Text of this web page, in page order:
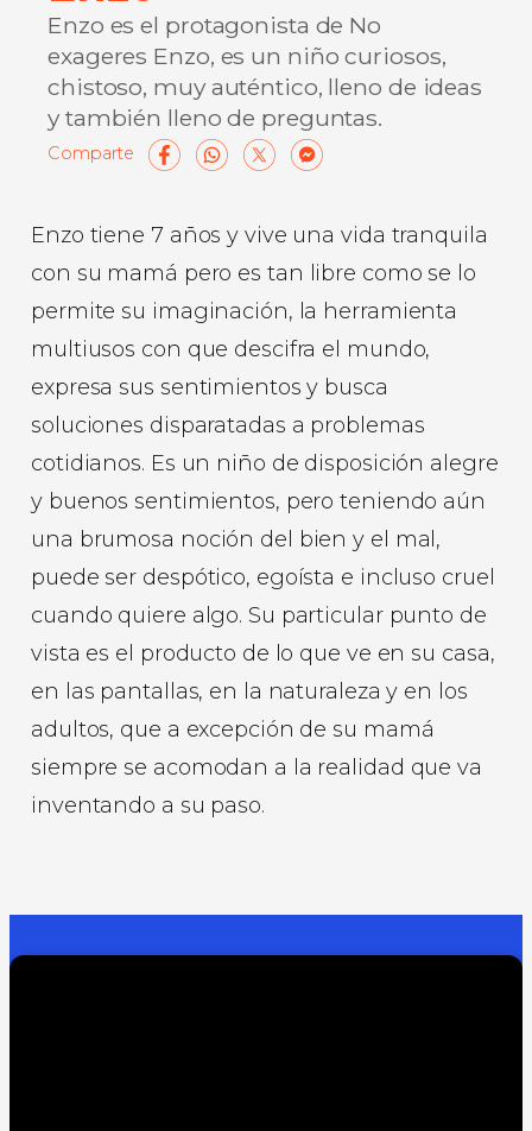
Enzo es el protagonista de No
exageres Enzo, es un niño curiosos,
chistoso, muy auténtico, lleno de ideas
y también lleno de preguntas.
Facebook
WhatsApp
X
Enzo tiene 7 años y vive una vida tranquila
con su mamá pero es tan libre como se lo
permite su imaginación, la herramienta
multiusos con que descifra el mundo,
expresa sus sentimientos y busca
soluciones disparatadas a problemas
cotidianos. Es un niño de disposición alegre
y buenos sentimientos, pero teniendo aún
una brumosa noción del bien y el mal,
puede ser despótico, egoísta e incluso cruel
cuando quiere algo. Su particular punto de
vista es el producto de lo que ve en su casa,
en las pantallas, en la naturaleza y en los
adultos, que a excepción de su mamá
siempre se acomodan a la realidad que va
inventando a su paso.